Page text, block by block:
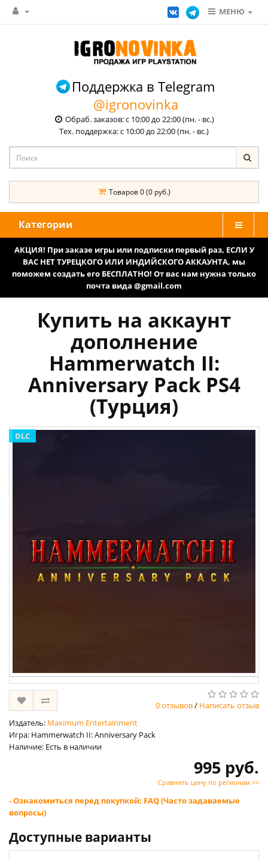
МЕНЮ
Поддержка в Telegram
@igronovinka
Обраб. заказов: с 10:00 до 22:00 (пн. - вс.)
Тех. поддержка: с 10:00 до 22:00 (пн. - вс.)
Товаров 0 (0 руб.)
Категории
АКЦИЯ! При заказе игры или подписки первый раз, ЕСЛИ У
ВАС НЕТ ТУРЕЦКОГО ИЛИ ИНДИЙСКОГО АККАУНТА, мы
поможем создать его БЕСПЛАТНО! От вас нам нужна только
почта вида @gmail.com
Купить на аккаунт
дополнение
Hammerwatch II:
Anniversary Pack PS4
(Турция)
DLC
0 отзывов/ Написать отзыв
Издатель: Maximum Entertainment
Игра: Hammerwatch II: Anniversary Pack
Наличие: Есть в наличии
995 руб.
Сравнить цену по регионам >>
- Ознакомиться перед покупкой: FAQ (Часто задаваемые
вопросы)
Доступные варианты